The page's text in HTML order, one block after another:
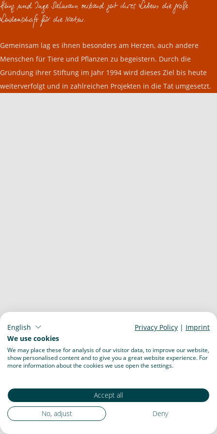
Heinz und Inge Sielmann verband zeit ihres Lebens die große
Leidenschaft für die Natur.
Gemeinsam lag es ihnen besonders am Herzen, auch andere
Menschen für Tiere und Pflanzen zu begeistern. Durch die
Gründung ihrer Stiftung im Jahr 1994 wird dieses Ziel bis heute
weiterverfolgt und in zahlreichen Projekten in die Tat umgesetzt.
English Privacy Policy | Imprint
We use cookies
We may place these for analysis of our visitor data, to improve our website,
show personalised content and to give you a great website experience. For
more information about the cookies we use open the settings.
Accept all
No, adjust
Deny